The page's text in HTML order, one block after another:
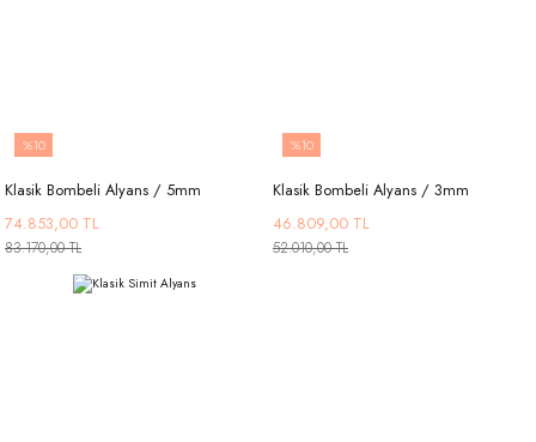
%10
Klasik Bombeli Alyans / 5mm
74.853,00 TL
83.170,00 TL
%10
Klasik Bombeli Alyans / 3mm
46.809,00 TL
52.010,00 TL